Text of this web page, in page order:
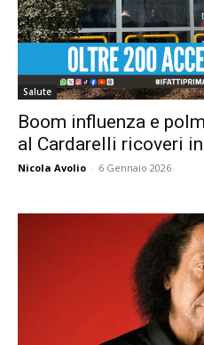
Salute
Boom influenza e
al Cardarelli ricoveri
Nicola Avolio - 6 Gennaio 2026